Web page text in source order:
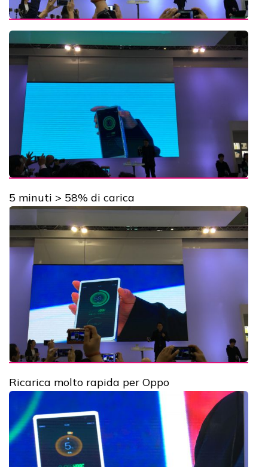
5 minuti > 58% di carica
Ricarica molto rapida per Oppo